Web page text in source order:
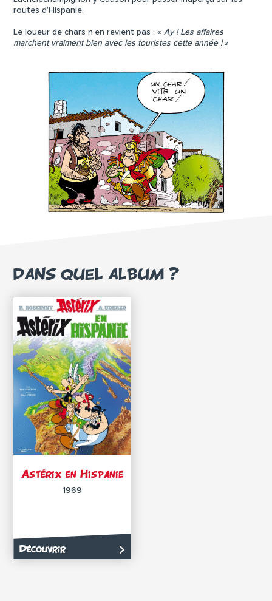
routes d’Hispanie.
Le loueur de chars n’en revient pas : «Ay ! Les affaires
marchent vraiment bien avec les touristes cette année !»
DANS QUEL ALBUM ?
Astérix en Hispanie
1969
Découvrir